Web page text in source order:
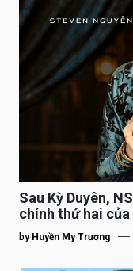
Sau Kỳ Duyên,
chính thứ hai của
by Huyền My Trương